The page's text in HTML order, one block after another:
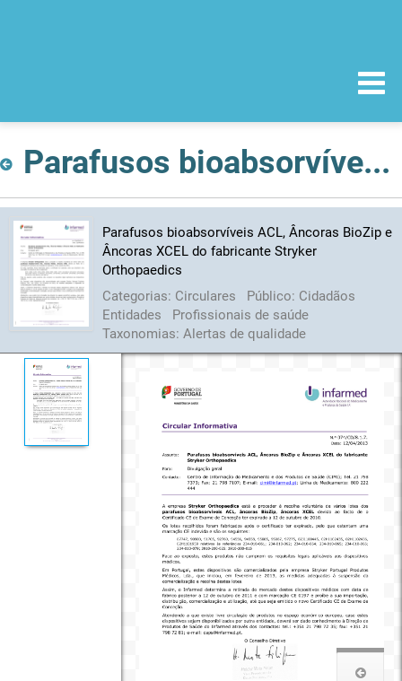
Parafusos bioabsorvíveis ACL, Âncoras BioZip e Âncoras XCEL do fabricante Stryker Orthopaedics
Parafusos bioabsorvíveis ACL, Âncoras BioZip e
Âncoras XCEL do fabricante Stryker
Orthopaedics
Categorias: Circulares Público: Cidadãos
Entidades
Profissionais de saúde
Taxonomias: Alertas de qualidade